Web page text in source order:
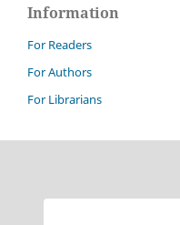
Information
For Readers
For Authors
For Librarians